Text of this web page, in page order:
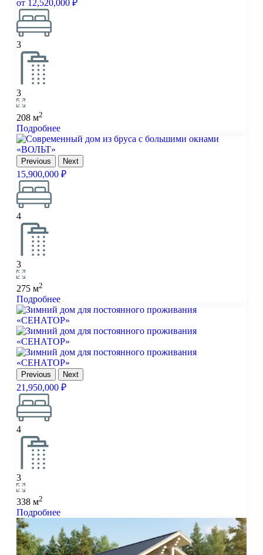
от 12,520,000 ₽
3
3
208 м2
Подробнее
Previous Next
15,900,000 ₽
4
3
275 м2
Подробнее
Previous Next
21,950,000 ₽
4
3
338 м2
Подробнее